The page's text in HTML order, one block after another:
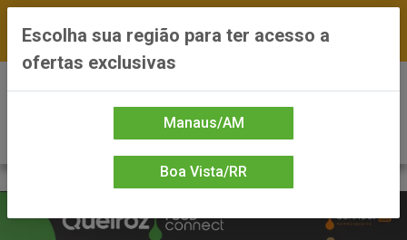
*Preços exclusivos do site — Entrega em até 24h
Escolha sua região para ter acesso a
ofertas exclusivas
Manaus/AM
Boa Vista/RR